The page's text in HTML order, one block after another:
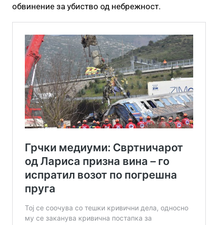
обвинение за убиство од небрежност.